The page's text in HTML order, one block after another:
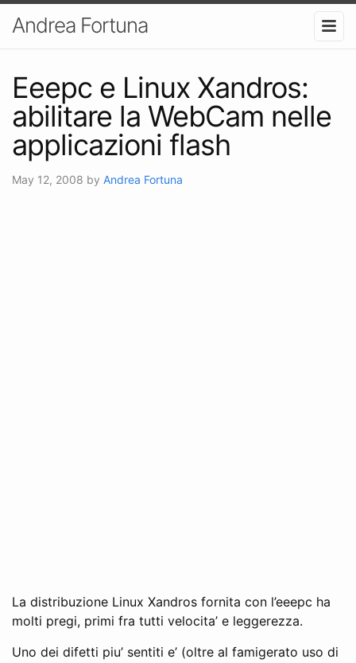
Andrea Fortuna
Eeepc e Linux Xandros:
abilitare la WebCam nelle
applicazioni flash
May 12, 2008 by Andrea Fortuna
La distribuzione Linux Xandros fornita con l’eeepc ha
molti pregi, primi fra tutti velocita’ e leggerezza.
Uno dei difetti piu’ sentiti e’ (oltre al famigerato uso di